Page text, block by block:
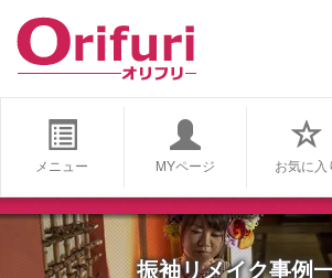
メニュー MYページ お気に入
振袖リメイク事例